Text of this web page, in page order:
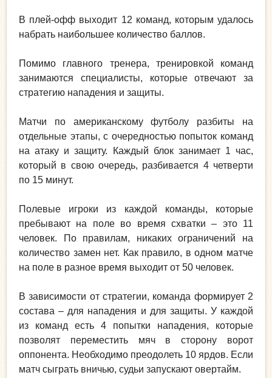
В плей-офф выходит 12 команд, которым удалось
набрать наибольшее количество баллов.
Помимо главного тренера, тренировкой команд
занимаются специалисты, которые отвечают за
стратегию нападения и защиты.
Матчи по американскому футболу разбиты на
отдельные этапы, с очередностью попыток команд
на атаку и защиту. Каждый блок занимает 1 час,
который в свою очередь, разбивается 4 четверти
по 15 минут.
Полевые игроки из каждой команды, которые
пребывают на поле во время схватки – это 11
человек. По правилам, никаких ограничений на
количество замен нет. Как правило, в одном матче
на поле в разное время выходит от 50 человек.
В зависимости от стратегии, команда формирует 2
состава – для нападения и для защиты. У каждой
из команд есть 4 попытки нападения, которые
позволят переместить мяч в сторону ворот
оппонента. Необходимо преодолеть 10 ярдов. Если
матч сыграть вничью, судьи запускают овертайм.